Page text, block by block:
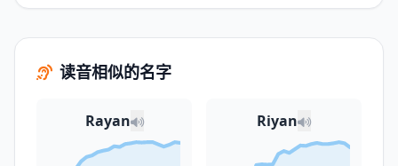
读音相似的名字
Rayan Riyan